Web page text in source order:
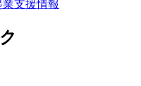
支援情報